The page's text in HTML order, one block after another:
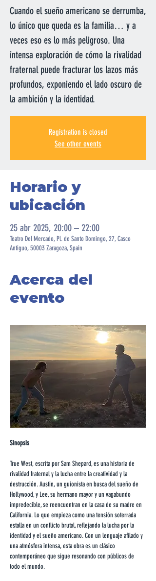
Cuando el sueño americano se derrumba,
lo único que queda es la familia… y a
veces eso es lo más peligroso. Una
intensa exploración de cómo la rivalidad
fraternal puede fracturar los lazos más
profundos, exponiendo el lado oscuro de
la ambición y la identidad.
Registration is closed
See other events
Horario y
ubicación
25 abr 2025, 20:00 – 22:00
Teatro Del Mercado, Pl. de Santo Domingo, 27, Casco
Antiguo, 50003 Zaragoza, Spain
Acerca del
evento
Sinopsis
True West, escrita por Sam Shepard, es una historia de
rivalidad fraternal y la lucha entre la creatividad y la
destrucción. Austin, un guionista en busca del sueño de
Hollywood, y Lee, su hermano mayor y un vagabundo
impredecible, se reencuentran en la casa de su madre en
California. Lo que empieza como una tensión soterrada
estalla en un conflicto brutal, reflejando la lucha por la
identidad y el sueño americano. Con un lenguaje afilado y
una atmósfera intensa, esta obra es un clásico
contemporáneo que sigue resonando con públicos de
todo el mundo.